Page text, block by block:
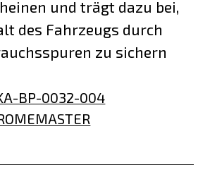
und trägt dazu bei,
des Fahrzeugs durch
zu sichern
BP-0032-004